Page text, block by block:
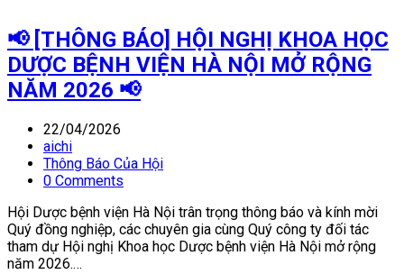
📢 [THÔNG BÁO] HỘI NGHỊ KHOA HỌC
DƯỢC BỆNH VIỆN HÀ NỘI MỞ RỘNG
NĂM 2026 📢
22/04/2026
aichi
Thông Báo Của Hội
0 Comments
Hội Dược bệnh viện Hà Nội trân trọng thông báo và kính mời
Quý đồng nghiệp, các chuyên gia cùng Quý công ty đối tác
tham dự Hội nghị Khoa học Dược bệnh viện Hà Nội mở rộng
năm 2026.…